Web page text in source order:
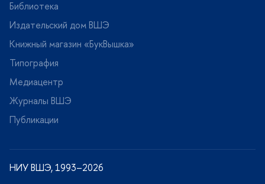
Библиотека
Издательский дом ВШЭ
Книжный магазин «БукВышка»
Типография
Медиацентр
Журналы ВШЭ
Публикации
НИУ ВШЭ, 1993–2026